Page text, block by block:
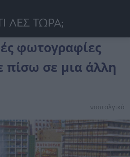
φωτογραφίες
πίσω σε μια άλλη
νοσταλγικά